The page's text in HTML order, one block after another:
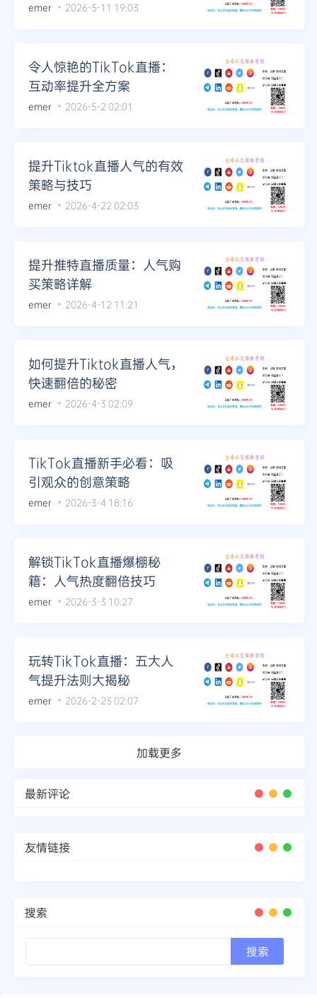
emer 2026-5-11 19:03
令人惊艳的TikTok直播：
互动率提升全方案
emer 2026-5-2 02:01
提升Tiktok直播人气的有效
策略与技巧
emer 2026-4-22 02:03
提升推特直播质量：人气购
买策略详解
emer 2026-4-12 11:21
如何提升Tiktok直播人气，
快速翻倍的秘密
emer 2026-4-3 02:09
TikTok直播新手必看：吸
引观众的创意策略
emer 2026-3-4 18:16
解锁TikTok直播爆棚秘
籍：人气热度翻倍技巧
emer 2026-3-3 10:27
玩转TikTok直播：五大人
气提升法则大揭秘
emer 2026-2-23 02:07
加载更多
最新评论
友情链接
搜索